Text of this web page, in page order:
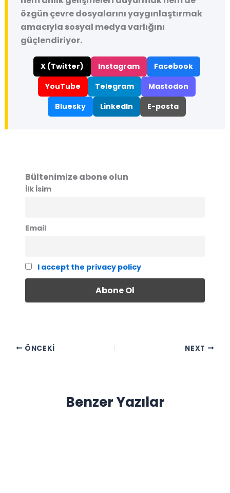
özgün çevre dosyalarını yaygınlaştırmak
amacıyla sosyal medya varlığını
güçlendiriyor.
X (Twitter) Instagram
Facebook
YouTube
Telegram
Mastodon
Bluesky
LinkedIn E-posta
Bültenimize abone olun
İlk İsim
Email
I accept the privacy policy
ÖNCEKI NEXT
Benzer Yazılar